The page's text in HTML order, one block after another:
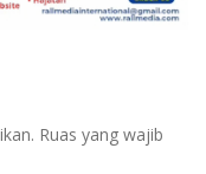
Ruas yang wajib